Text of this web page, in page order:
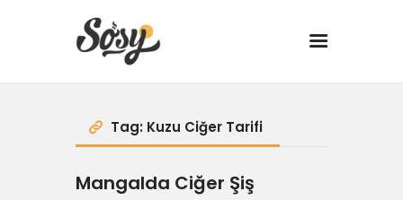
TARİFLER
MANGAL
Tag: Kuzu Ciğer Tarifi
Mangalda Ciğer Şiş